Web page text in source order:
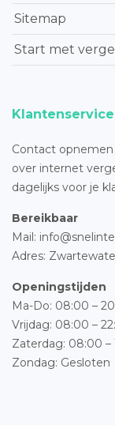
Sitemap
Start met
Klantenservice
Contact
over internet
dagelijks voor je
Bereikbaar
Mail:
Adres:
Openingstijden
Ma-Do: 08:00 –
Vrijdag: 08:00 –
Zaterdag: 08:00 –
Zondag: Gesloten